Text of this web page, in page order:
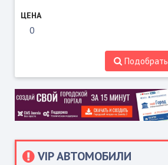
VIP АВТОМОБИЛИ
ЦЕНА
Подобрать